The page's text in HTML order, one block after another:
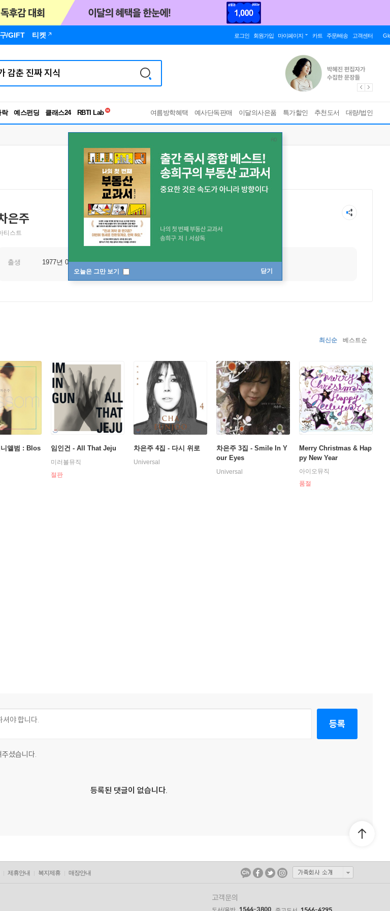
/GIFT 티켓 로그인 회원가입 마이페이지 카트 주문/배송 고객센터
락 예스펀딩 클래스24
RBTI Lab
독서유형검사
여름방학혜택 예사단독판매 이달의사은품 특가할인 추천도서 대량/법인
오늘은 그만 보기 닫기
은주
티스트
출생 1977년 05월 21일
최신순 베스트순
앨범 : Blos
임인건 - All That Jeju
미러볼뮤직
절판
차은주 4집 - 다시 위로
Universal
차은주 3집 - Smile In Y
our Eyes
Universal
Merry Christmas & Hap
py New Year
아이오뮤직
품절
등록
셨습니다.
등록된 댓글이 없습니다.
제휴안내 복지제휴 매장안내
고객문의
도서/음반 1544-3800